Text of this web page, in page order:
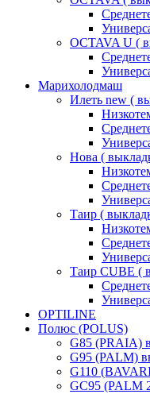
OCTAVA U (
Марихолодмаш
Илеть new (
Нова (
Таир (
Таир CUBE (
OPTILINE
Полюс (POLUS)
G85 (PRAIA)
G95 (PALM)
G110
GC95 (PALM